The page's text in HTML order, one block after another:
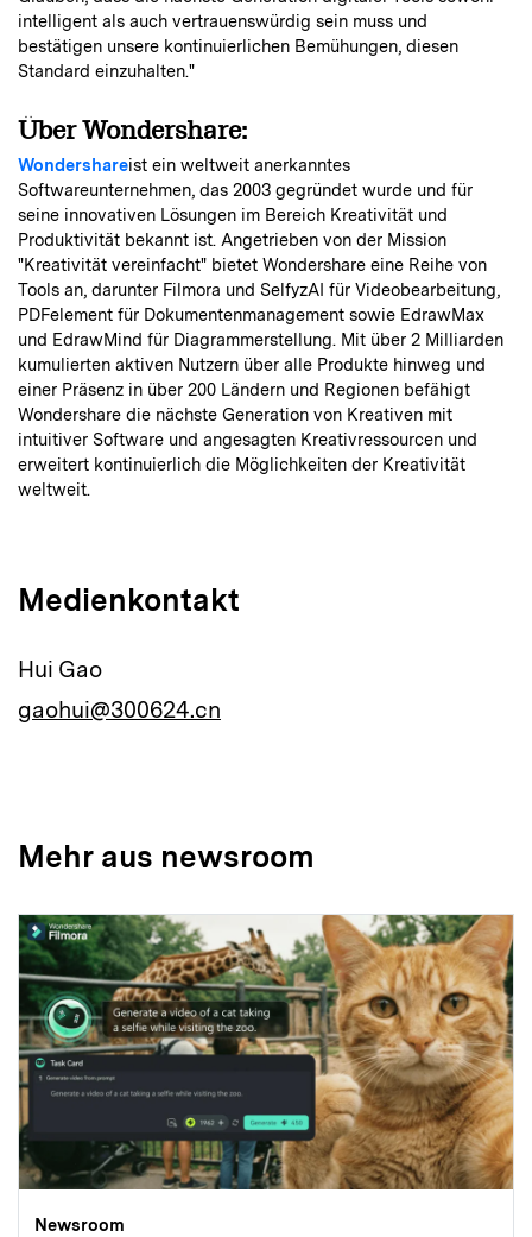
intelligent als auch vertrauenswürdig sein muss und
bestätigen unsere kontinuierlichen Bemühungen, diesen
Standard einzuhalten."
Über Wondershare:
Wondershareist ein weltweit anerkanntes
Softwareunternehmen, das 2003 gegründet wurde und für
seine innovativen Lösungen im Bereich Kreativität und
Produktivität bekannt ist. Angetrieben von der Mission
"Kreativität vereinfacht" bietet Wondershare eine Reihe von
Tools an, darunter Filmora und SelfyzAI für Videobearbeitung,
PDFelement für Dokumentenmanagement sowie EdrawMax
und EdrawMind für Diagrammerstellung. Mit über 2 Milliarden
kumulierten aktiven Nutzern über alle Produkte hinweg und
einer Präsenz in über 200 Ländern und Regionen befähigt
Wondershare die nächste Generation von Kreativen mit
intuitiver Software und angesagten Kreativressourcen und
erweitert kontinuierlich die Möglichkeiten der Kreativität
weltweit.
Medienkontakt
Hui Gao
gaohui@300624.cn
Mehr aus newsroom
Newsroom